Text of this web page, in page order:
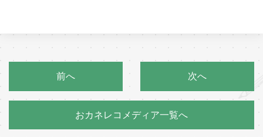
前へ 次へ
おカネレコメディア一覧へ